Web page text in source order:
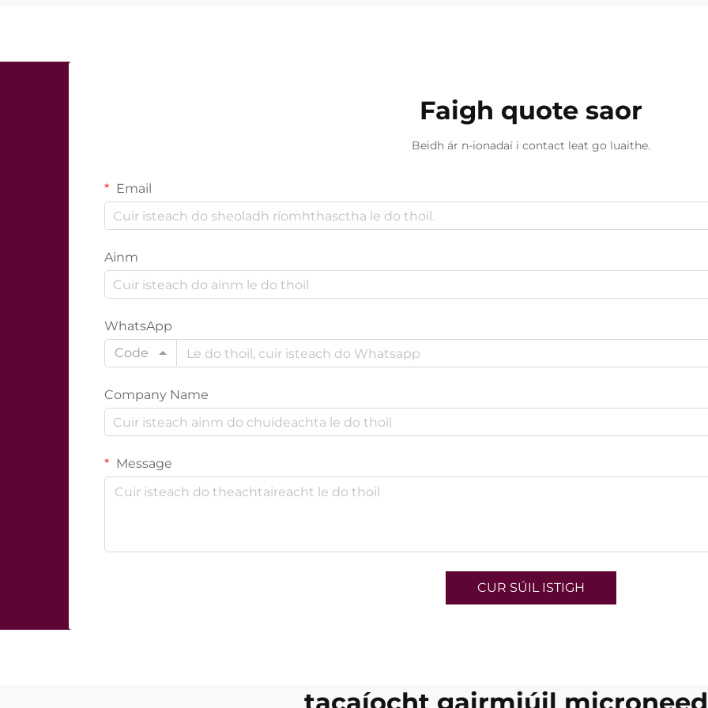
Faigh quote saor
Beidh ár n-ionadaí i contact leat go luaithe.
Email
Ainm
WhatsApp
Code
Company Name
Message
CUR SÚIL ISTIGH